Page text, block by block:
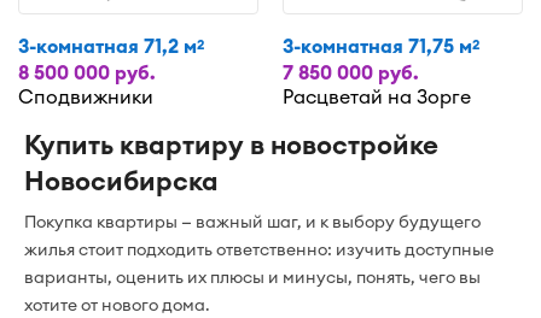
3-комнатная 71,2 м2
8 500 000 руб.
Сподвижники
3-комнатная 71,75 м2
7 850 000 руб.
Расцветай на Зорге
Купить квартиру в новостройке
Новосибирска
Покупка квартиры — важный шаг, и к выбору будущего
жилья стоит подходить ответственно: изучить доступные
варианты, оценить их плюсы и минусы, понять, чего вы
хотите от нового дома.